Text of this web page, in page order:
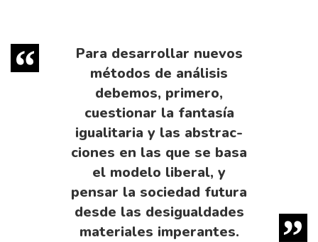
Para de­sarrollar nuevos
métodos de análisis
debemos, pri­mero,
cuestionar la fantasía
igualitaria y las abstrac­
ciones en las que se basa
el modelo liberal, y
pensar la sociedad futura
desde las desigualdades
materiales imperantes.